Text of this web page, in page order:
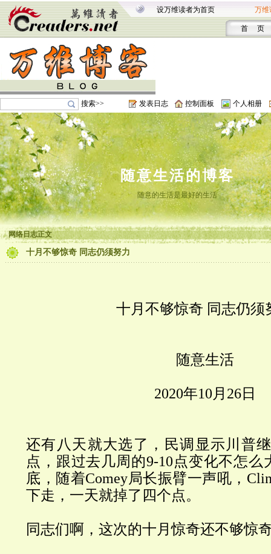
设万维读者为首页 万维
首 页
搜索>> 发表日志 控制面板 个人相册
随意生活的博客
随意的生活是最好的生活
网络日志正文
十月不够惊奇 同志仍须努力
十月不够惊奇 同志仍须
随意生活
2020年10 月 26日
还有八天就大选了，民调显示川普
点，跟过去几周的9-10点变化不怎么
底，随着Comey局长振臂一声吼，
下走，一天就掉了四个点。
同志们啊，这次的十月惊奇还不够惊